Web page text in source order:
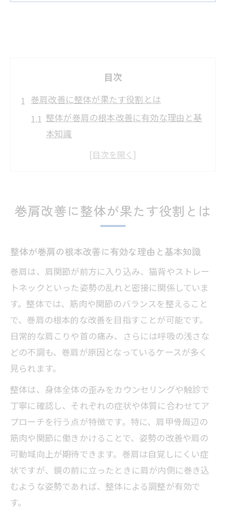
目次
巻肩改善に整体が果たす役割とは
整体が巻肩の根本改善に有効な理由と基
本知識
巻肩の原因に整体はどうアプローチする
巻肩矯正に整体を活用する際のポイント
整体で巻肩改善を目指す際の注意点と選
び方
自分で巻肩を治す方法と整体の選び方
巻肩を自分で治すセルフケアと整体利用
の違い
整体とセルフ矯正、巻肩改善で意識すべ
き点
巻肩を整体とストレッチで無理なく治す
コツ
整体院選びで見るべき巻肩専門の施術実
績
巻肩ケアは整体と自宅対策どちらが効果
的か
整体通院回数の目安と巻肩定着への道筋
巻肩改善に整体が果たす役割とは
整体が巻肩の根本改善に有効な理由と基本知識
巻肩は、肩関節が前方に入り込み、猫背やストレー
トネックといった姿勢の乱れと密接に関係していま
す。整体では、筋肉や関節のバランスを整えること
で、巻肩の根本的な改善を目指すことが可能です。
日常的な肩こりや首の痛み、さらには呼吸の浅さな
どの不調も、巻肩が原因となっているケースが多く
見られます。
整体は、身体全体の歪みをカウンセリングや触診で
丁寧に確認し、それぞれの症状や体質に合わせてア
プローチを行う点が特徴です。特に、肩甲骨周辺の
筋肉や関節に働きかけることで、姿勢の改善や肩の
可動域向上が期待できます。巻肩は自覚しにくい症
状ですが、鏡の前に立ったときに肩が内側に巻き込
むような姿勢であれば、整体による調整が有効で
す。